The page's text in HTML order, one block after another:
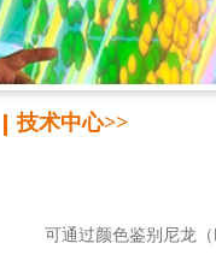
技术中心>>
可通过颜色鉴别尼龙（